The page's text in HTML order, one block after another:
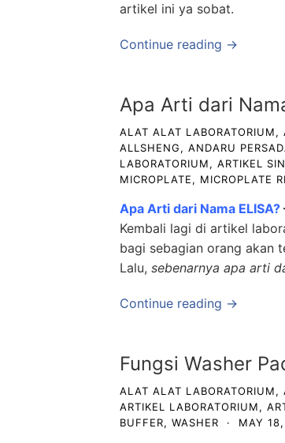
artikel ini ya sobat.
Continue reading →
Apa Arti dari
ALAT ALAT LABORATORIUM,
ALLSHENG, ANDARU
LABORATORIUM, ARTIKEL
MICROPLATE, MICROPLATE
Apa Arti dari Nama ELISA?
Kembali lagi di artikel
bagi sebagian orang akan
Lalu, sebenarnya apa arti
Continue reading →
Fungsi Washer
ALAT ALAT LABORATORIUM,
ARTIKEL LABORATORIUM,
BUFFER, WASHER · MAY